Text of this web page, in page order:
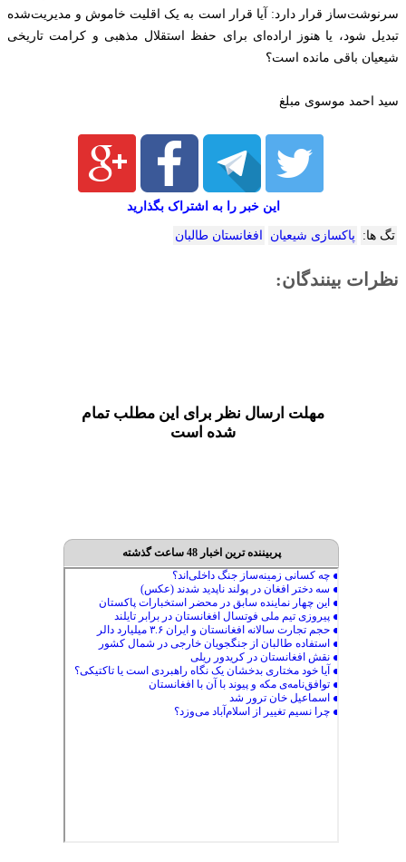
سرنوشت‌ساز قرار دارد: آیا قرار است به یک اقلیت خاموش و مدیریت‌شده
تبدیل شود، یا هنوز اراده‌ای برای حفظ استقلال مذهبی و کرامت تاریخی
شیعیان باقی مانده است؟
سید احمد موسوی مبلغ
این خبر را به اشتراک بگذارید
تگ ها: پاکسازی شیعیان افغانستان طالبان
نظرات بینندگان:
مهلت ارسال نظر برای این مطلب تمام
شده است
پربیننده ترین اخبار 48 ساعت گذشته